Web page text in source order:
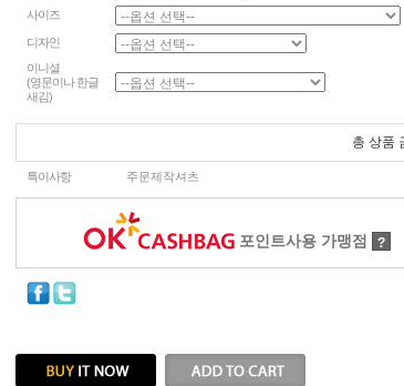
사이즈
디자인
이니셜
(영문이나 한글
새김)
총 상품
특이사항 주문제작셔츠
포인트사용 가맹점 ?